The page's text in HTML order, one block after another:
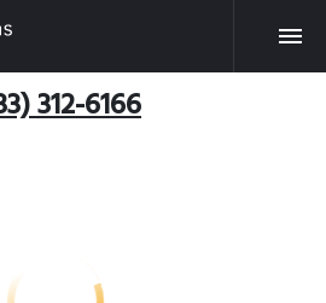
312-6166